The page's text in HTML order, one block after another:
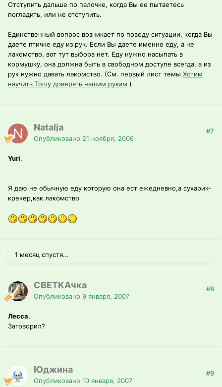
Отступить дальше по палочке, когда Вы ее пытаетесь
погладить, или не отступить.
Единственный вопрос возникает по поводу ситуации, когда Вы
даете птичке еду из рук. Если Вы даете именно еду, а не
лакомство, вот тут выбора нет. Еду нужно насыпать в
кормушку, она должна быть в свободном доступе всегда, а из
рук нужно давать лакомство. (См. первый лист темы Хотим
научить Тошу доверять нашим рукам )
Natalja
Опубликовано 21 ноября, 2006
#7
Yuri,
Я даю не обычную еду которую она ест ежедневно,а сухарик-
крекер,как лакомство
1 месяц спустя...
СВЕТКАчка
Опубликовано 9 января, 2007
#8
Лесса,
Заговорил?
Юджина
Опубликовано 10 января, 2007
#9